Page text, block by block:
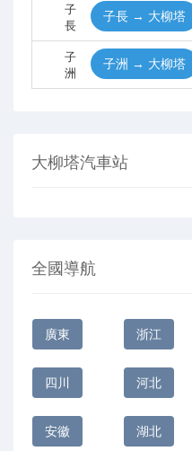
子
長
子長 → 大柳塔
子
洲
子洲 → 大柳塔
大柳塔汽車站
全國導航
廣東 浙江
四川 河北
安徽 湖北